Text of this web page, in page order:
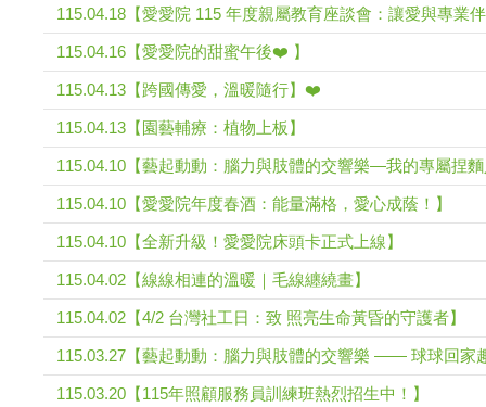
115.04.18【愛愛院 115 年度親屬教育座談會：讓愛與專業
115.04.16【愛愛院的甜蜜午後❤️ 】
115.04.13【跨國傳愛，溫暖隨行】❤️
115.04.13【園藝輔療：植物上板】
115.04.10【藝起動動：腦力與肢體的交響樂—我的專屬捏
115.04.10【愛愛院年度春酒：能量滿格，愛心成蔭！】
115.04.10【全新升級！愛愛院床頭卡正式上線】
115.04.02【線線相連的溫暖｜毛線纏繞畫】
115.04.02【4/2 台灣社工日：致 照亮生命黃昏的守護者】
115.03.27【藝起動動：腦力與肢體的交響樂 —— 球球回家
115.03.20【115年照顧服務員訓練班熱烈招生中！】